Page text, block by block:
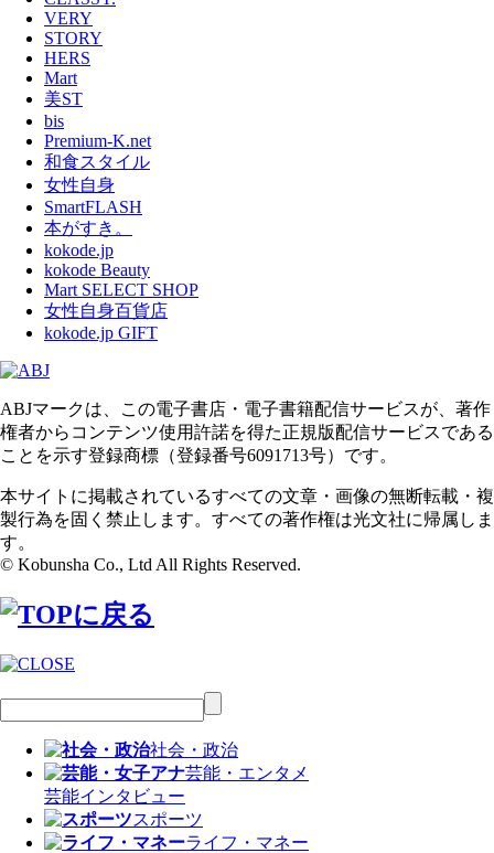
VERY
STORY
HERS
Mart
美ST
bis
Premium-K.net
和食スタイル
女性自身
SmartFLASH
本がすき。
kokode.jp
kokode Beauty
Mart SELECT SHOP
女性自身百貨店
kokode.jp GIFT
ABJマークは、この電子書店・電子書籍配信サービスが、著作
権者からコンテンツ使用許諾を得た正規版配信サービスである
ことを示す登録商標（登録番号6091713号）です。
本サイトに掲載されているすべての文章・画像の無断転載・複
製行為を固く禁止します。すべての著作権は光文社に帰属しま
す。
© Kobunsha Co., Ltd All Rights Reserved.
社会・政治
芸能・エンタメ
芸能インタビュー
スポーツ
ライフ・マネー